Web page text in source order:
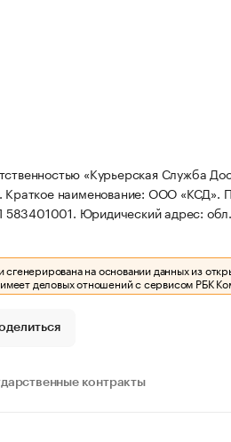
«Курьерская Служба
Краткое наименование: ООО «КСД».
Юридический адрес:
на основании данных из
деловых отношений с сервисом РБК
контракты